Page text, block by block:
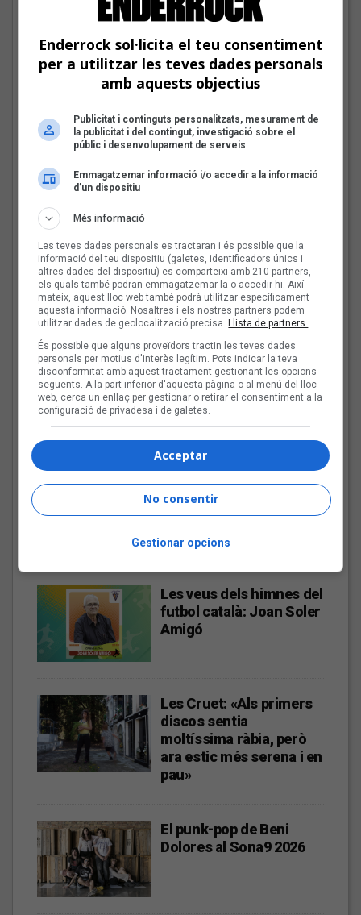
El cromo de Carles Cases
Les veus dels himnes del futbol
català: Carles Cases
Fins a finals d'agost, repassarem diferents himnes que els
grups i artistes catalans han fet per equips de futbol d'arreu
dels Països Catalans
Joana Gomila:
«L’algoritme eren els
amics, entrar dins un
bar, anar a un concert, la
revista de torn»
Bèrnia i la festa del pop
fusió al Sona9 2026
Les veus dels himnes del
futbol català: Joan Soler
Amigó
Les Cruet: «Als primers
discos sentia
moltíssima ràbia, però
ara estic més serena i en
pau»
El punk-pop de Beni
Dolores al Sona9 2026
Enderrock sol·licita el teu consentiment
per a utilitzar les teves dades personals
amb aquests objectius
Publicitat i continguts personalitzats, mesurament de
la publicitat i del contingut, investigació sobre el
públic i desenvolupament de serveis
Emmagatzemar informació i/o accedir a la informació
d’un dispositiu
Més informació
Les teves dades personals es tractaran i és possible que la
informació del teu dispositiu (galetes, identificadors únics i
altres dades del dispositiu) es comparteixi amb 210 partners,
els quals també podran emmagatzemar-la o accedir-hi. Així
mateix, aquest lloc web també podrà utilitzar específicament
aquesta informació. Nosaltres i els nostres partners podem
utilitzar dades de geolocalització precisa.Llista de partners.
És possible que alguns proveïdors tractin les teves dades
personals per motius d'interès legítim. Pots indicar la teva
disconformitat amb aquest tractament gestionant les opcions
següents. A la part inferior d'aquesta pàgina o al menú del lloc
web, cerca un enllaç per gestionar o retirar el consentiment a la
configuració de privadesa i de galetes.
Acceptar
No consentir
Gestionar opcions